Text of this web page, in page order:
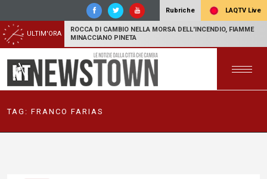
Rubriche LAQTV Live
ULTIM'ORA
ROCCA DI CAMBIO NELLA MORSA DELL'INCENDIO, FIAMME
MINACCIANO PINETA
TAG: FRANCO FARIAS